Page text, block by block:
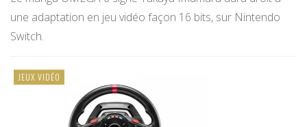
une adaptation en jeu vidéo façon 16 bits, sur Nintendo
Switch.
JEUX VIDÉO